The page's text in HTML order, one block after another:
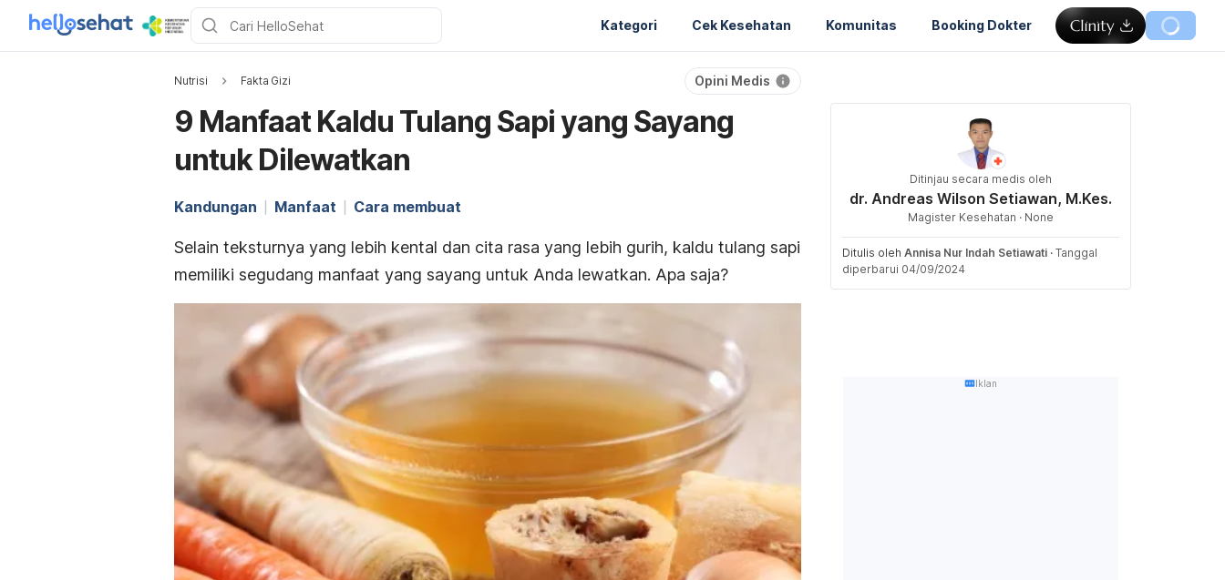
Kategori Cek Kesehatan Komunitas Booking Dokter
Nutrisi Fakta Gizi Opini Medis
9 Manfaat Kaldu Tulang Sapi yang Sayang
untuk Dilewatkan
Kandungan Manfaat Cara membuat
Selain teksturnya yang lebih kental dan cita rasa yang lebih gurih, kaldu tulang sapi
memiliki segudang manfaat yang sayang untuk Anda lewatkan. Apa saja?
Ditinjau secara medis oleh
dr. Andreas Wilson Setiawan, M.Kes.
Magister Kesehatan · None
Ditulis oleh Annisa Nur Indah Setiawati · Tanggal
diperbarui 04/09/2024
Iklan